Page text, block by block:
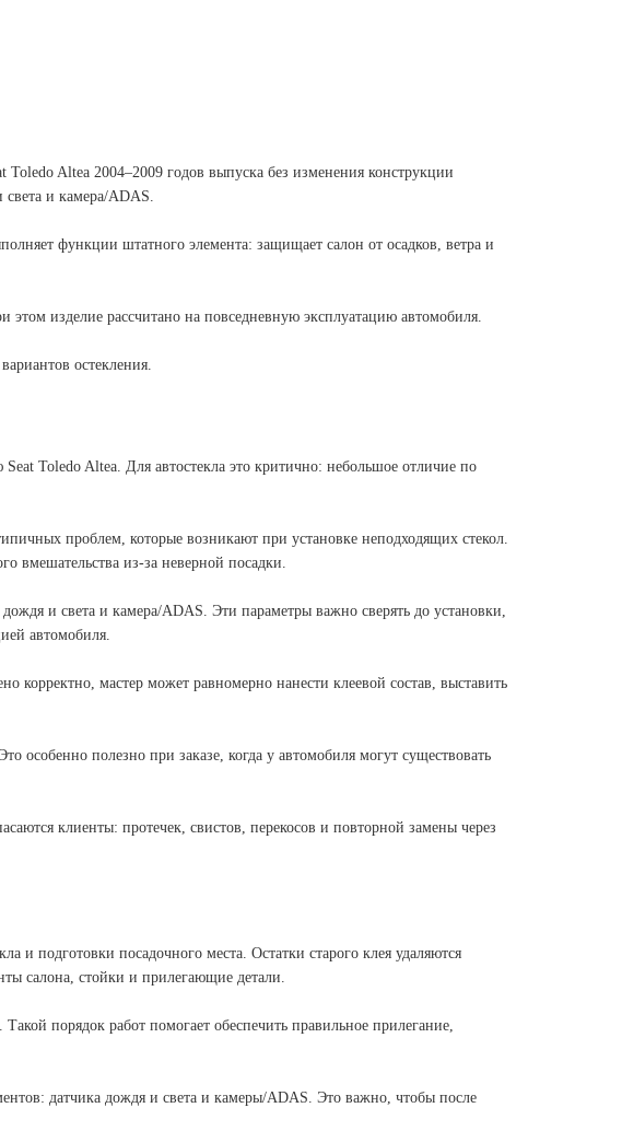
Altea 2004–2009 годов выпуска без изменения конструкции
и камера/ADAS.
функции штатного элемента: защищает салон от осадков, ветра и
изделие рассчитано на повседневную эксплуатацию автомобиля.
остекления.
Toledo Altea. Для автостекла это критично: небольшое отличие по
проблем, которые возникают при установке неподходящих стекол.
вмешательства из-за неверной посадки.
и света и камера/ADAS. Эти параметры важно сверять до установки,
автомобиля.
мастер может равномерно нанести клеевой состав, выставить
особенно полезно при заказе, когда у автомобиля могут существовать
клиенты: протечек, свистов, перекосов и повторной замены через
и подготовки посадочного места. Остатки старого клея удаляются
салона, стойки и прилегающие детали.
порядок работ помогает обеспечить правильное прилегание,
датчика дождя и света и камеры/ADAS. Это важно, чтобы после